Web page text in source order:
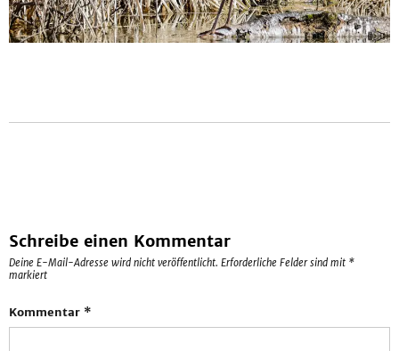
Schreibe einen Kommentar
Deine E-Mail-Adresse wird nicht veröffentlicht. Erforderliche Felder sind mit *
markiert
Kommentar *